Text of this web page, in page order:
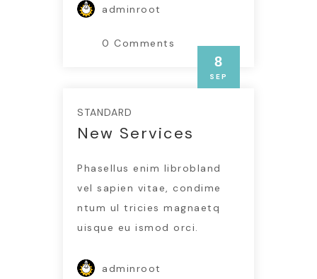
adminroot
0 Comments
8
SEP
STANDARD
New Services
Phasellus enim librobland
vel sapien vitae, condime
ntum ul tricies magnaetq
uisque eu ismod orci.
adminroot